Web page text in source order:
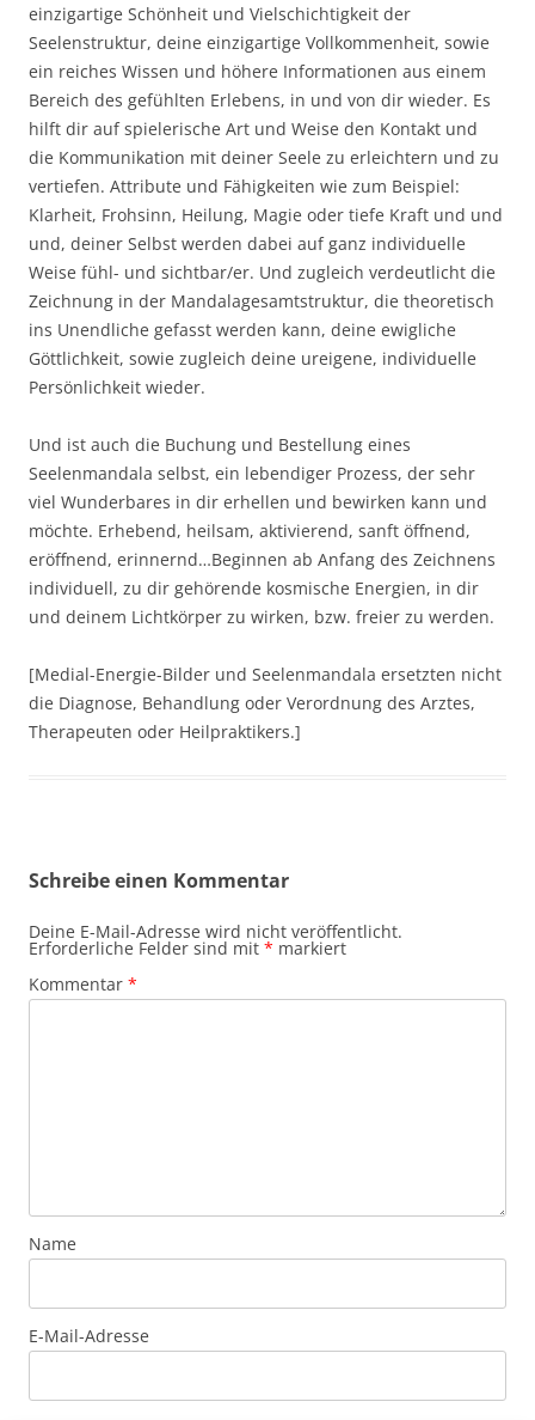
einzigartige Schönheit und Vielschichtigkeit der
Seelenstruktur, deine einzigartige Vollkommenheit, sowie
ein reiches Wissen und höhere Informationen aus einem
Bereich des gefühlten Erlebens, in und von dir wieder. Es
hilft dir auf spielerische Art und Weise den Kontakt und
die Kommunikation mit deiner Seele zu erleichtern und zu
vertiefen. Attribute und Fähigkeiten wie zum Beispiel:
Klarheit, Frohsinn, Heilung, Magie oder tiefe Kraft und und
und, deiner Selbst werden dabei auf ganz individuelle
Weise fühl- und sichtbar/er. Und zugleich verdeutlicht die
Zeichnung in der Mandalagesamtstruktur, die theoretisch
ins Unendliche gefasst werden kann, deine ewigliche
Göttlichkeit, sowie zugleich deine ureigene, individuelle
Persönlichkeit wieder.
Und ist auch die Buchung und Bestellung eines
Seelenmandala selbst, ein lebendiger Prozess, der sehr
viel Wunderbares in dir erhellen und bewirken kann und
möchte. Erhebend, heilsam, aktivierend, sanft öffnend,
eröffnend, erinnernd…Beginnen ab Anfang des Zeichnens
individuell, zu dir gehörende kosmische Energien, in dir
und deinem Lichtkörper zu wirken, bzw. freier zu werden.
[Medial-Energie-Bilder und Seelenmandala ersetzten nicht
die Diagnose, Behandlung oder Verordnung des Arztes,
Therapeuten oder Heilpraktikers.]
Schreibe einen Kommentar
Deine E-Mail-Adresse wird nicht veröffentlicht.
Erforderliche Felder sind mit * markiert
Kommentar *
Name
E-Mail-Adresse